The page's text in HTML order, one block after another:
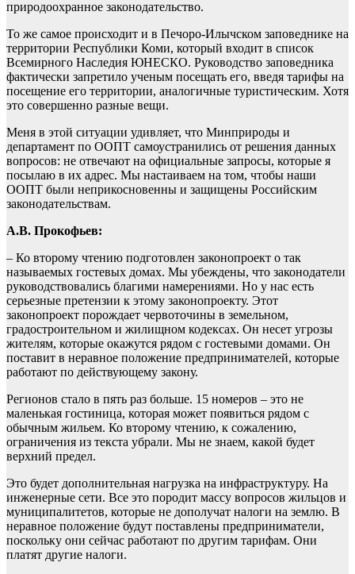
природоохранное законодательство.
То же самое происходит и в Печоро-Илычском заповеднике на
территории Республики Коми, который входит в список
Всемирного Наследия ЮНЕСКО. Руководство заповедника
фактически запретило ученым посещать его, введя тарифы на
посещение его территории, аналогичные туристическим. Хотя
это совершенно разные вещи.
Меня в этой ситуации удивляет, что Минприроды и
департамент по ООПТ самоустранились от решения данных
вопросов: не отвечают на официальные запросы, которые я
посылаю в их адрес. Мы настаиваем на том, чтобы наши
ООПТ были неприкосновенны и защищены Российским
законодательствам.
А.В. Прокофьев:
– Ко второму чтению подготовлен законопроект о так
называемых гостевых домах. Мы убеждены, что законодатели
руководствовались благими намерениями. Но у нас есть
серьезные претензии к этому законопроекту. Этот
законопроект порождает червоточины в земельном,
градостроительном и жилищном кодексах. Он несет угрозы
жителям, которые окажутся рядом с гостевыми домами. Он
поставит в неравное положение предпринимателей, которые
работают по действующему закону.
Регионов стало в пять раз больше. 15 номеров – это не
маленькая гостиница, которая может появиться рядом с
обычным жильем. Ко второму чтению, к сожалению,
ограничения из текста убрали. Мы не знаем, какой будет
верхний предел.
Это будет дополнительная нагрузка на инфраструктуру. На
инженерные сети. Все это породит массу вопросов жильцов и
муниципалитетов, которые не дополучат налоги на землю. В
неравное положение будут поставлены предприниматели,
поскольку они сейчас работают по другим тарифам. Они
платят другие налоги.